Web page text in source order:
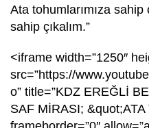
Ata tohumlarımıza sahip
sahip çıkalım.”
<iframe width=”1250″
src=”https://
o” title=”KDZ EREĞLİ
SAF MİRASI; &quot;ATA